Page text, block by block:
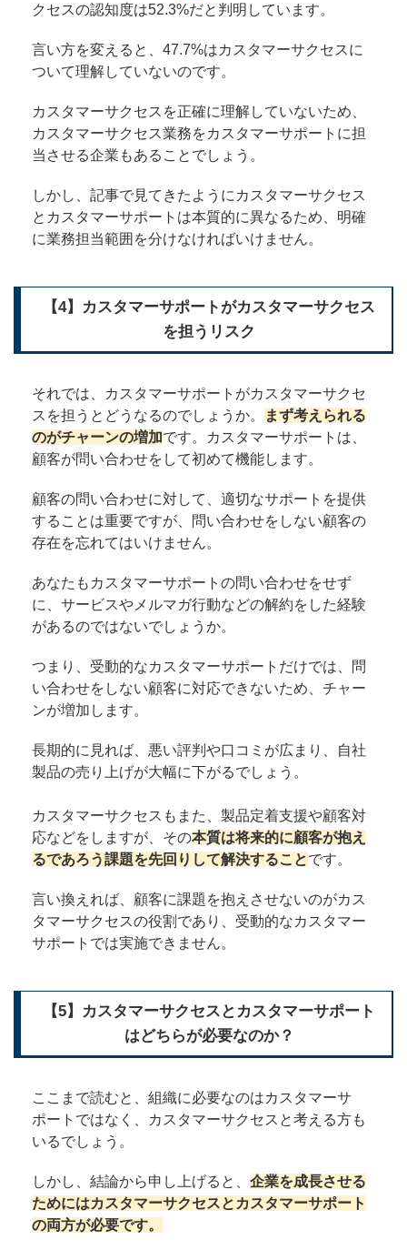
クセスの認知度は52.3%だと判明しています。
言い方を変えると、47.7%はカスタマーサクセスに
ついて理解していないのです。
カスタマーサクセスを正確に理解していないため、
カスタマーサクセス業務をカスタマーサポートに担
当させる企業もあることでしょう。
しかし、記事で見てきたようにカスタマーサクセス
とカスタマーサポートは本質的に異なるため、明確
に業務担当範囲を分けなければいけません。
【4】カスタマーサポートがカスタマーサクセス
を担うリスク
それでは、カスタマーサポートがカスタマーサクセ
スを担うとどうなるのでしょうか。
まず考えられる
のがチャーンの増加です。カスタマーサポートは、
顧客が問い合わせをして初めて機能します。
顧客の問い合わせに対して、適切なサポートを提供
することは重要ですが、問い合わせをしない顧客の
存在を忘れてはいけません。
あなたもカスタマーサポートの問い合わせをせず
に、サービスやメルマガ行動などの解約をした経験
があるのではないでしょうか。
つまり、受動的なカスタマーサポートだけでは、問
い合わせをしない顧客に対応できないため、チャー
ンが増加します。
長期的に見れば、悪い評判や口コミが広まり、自社
製品の売り上げが大幅に下がるでしょう。
カスタマーサクセスもまた、製品定着支援や顧客対
応などをしますが、その本質は将来的に顧客が抱え
るであろう課題を先回りして解決することです。
言い換えれば、顧客に課題を抱えさせないのがカス
タマーサクセスの役割であり、受動的なカスタマー
サポートでは実施できません。
【5】カスタマーサクセスとカスタマーサポート
はどちらが必要なのか？
ここまで読むと、組織に必要なのはカスタマーサ
ポートではなく、カスタマーサクセスと考える方も
いるでしょう。
しかし、結論から申し上げると、 企業を成長させる
ためにはカスタマーサクセスとカスタマーサポート
の両方が必要です。